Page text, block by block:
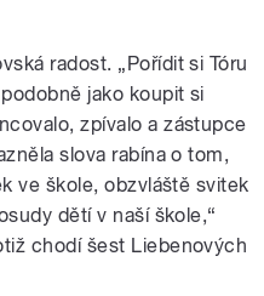
á radost. „Pořídit si Tóru
jako koupit si
zpívalo a zástupce
slova rabína o tom,
ve škole,obzvláště svitek
dětí v naší škole,“
chodí šest Liebenových